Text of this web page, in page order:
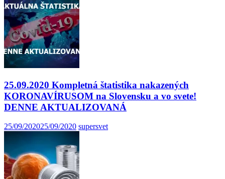
25.09.2020 Kompletná štatistika nakazených
KORONAVÍRUSOM na Slovensku a vo svete!
DENNE AKTUALIZOVANÁ
25/09/202025/09/2020 supersvet